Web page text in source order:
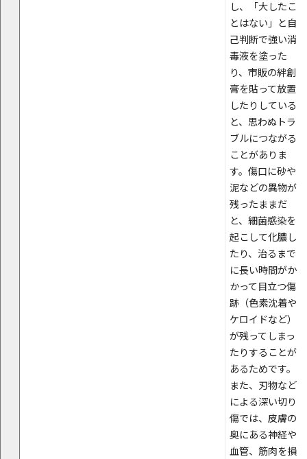
し、「大したこ
とはない」と自
己判断で強い消
毒液を塗った
り、市販の絆創
膏を貼って放置
したりしている
と、思わぬトラ
ブルにつながる
ことがありま
す。傷口に砂や
泥などの異物が
残ったままだ
と、細菌感染を
起こして化膿し
たり、治るまで
に長い時間がか
かって目立つ傷
跡（色素沈着や
ケロイドなど）
が残ってしまっ
たりすることが
あるためです。
また、刃物など
による深い切り
傷では、皮膚の
奥にある神経や
血管、筋肉を損